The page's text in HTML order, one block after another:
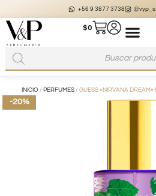
+56 9 3877 3738
$0
INICIO / PERFUMES/ GUESS «NIRVANA DREAM»
-20%